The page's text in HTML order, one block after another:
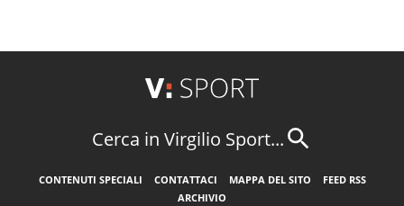
Cerca in Virgilio Sport...
CONTENUTI SPECIALI CONTATTACI MAPPA DEL SITO
FEED RSS
ARCHIVIO